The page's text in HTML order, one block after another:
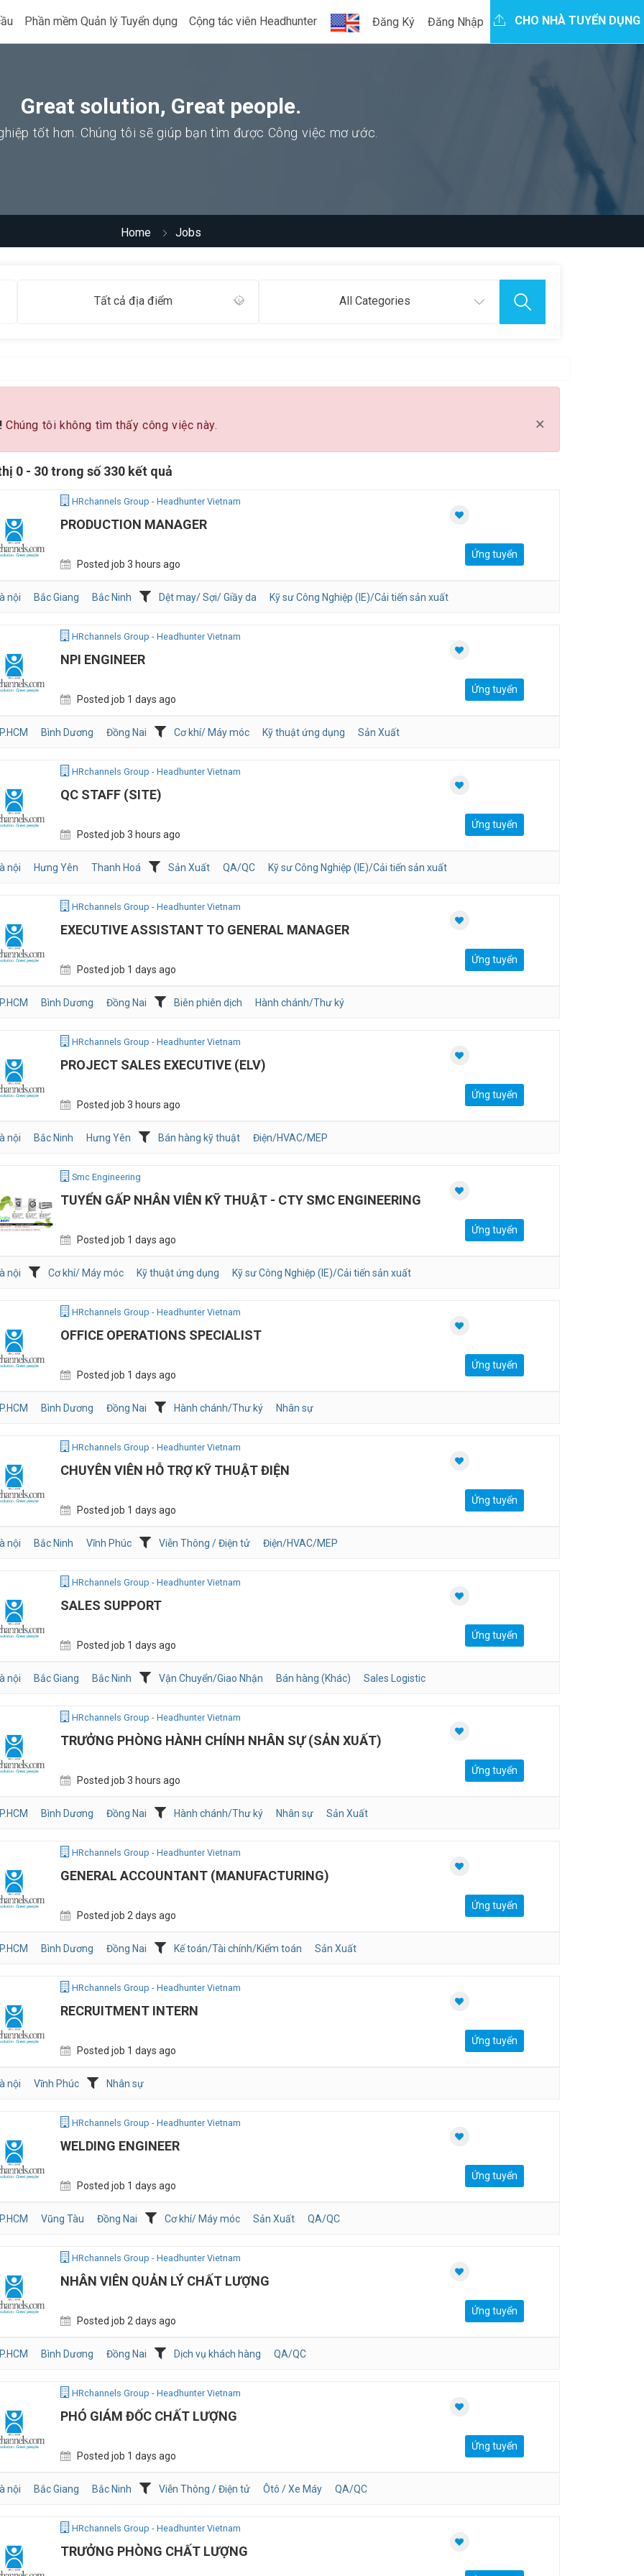
Phần mềm Quản lý Tuyển dụng Cộng tác viên Headhunter Đăng Ký Đăng Nhập CHO NHÀ TUYỂN DỤNG
Great solution, Great people.
tốt hơn. Chúng tôi sẽ giúp bạn tìm được Công việc mơ ước.
Home Jobs
Tất cả địa điểm All Categories
×
Chúng tôi không tìm thấy công việc này.
0 - 30 trong số 330 kết quả
HRchannels Group - Headhunter Vietnam
PRODUCTION MANAGER
Posted job 3 hours ago
Ứng tuyển
nội Bắc Giang Bắc Ninh Dệt may/ Sợi/ Giầy da Kỹ sư Công Nghiệp (IE)/Cải tiến sản xuất
HRchannels Group - Headhunter Vietnam
NPI ENGINEER
Posted job 1 days ago
Ứng tuyển
Bình Dương Đồng Nai Cơ khí/ Máy móc Kỹ thuật ứng dụng Sản Xuất
HRchannels Group - Headhunter Vietnam
QC STAFF (SITE)
Posted job 3 hours ago
Ứng tuyển
nội Hưng Yên Thanh Hoá Sản Xuất QA/QC Kỹ sư Công Nghiệp (IE)/Cải tiến sản xuất
HRchannels Group - Headhunter Vietnam
EXECUTIVE ASSISTANT TO GENERAL MANAGER
Posted job 1 days ago
Ứng tuyển
Bình Dương Đồng Nai Biên phiên dịch Hành chánh/Thư ký
HRchannels Group - Headhunter Vietnam
PROJECT SALES EXECUTIVE (ELV)
Posted job 3 hours ago
Ứng tuyển
nội Bắc Ninh Hưng Yên Bán hàng kỹ thuật Điện/HVAC/MEP
Smc Engineering
TUYỂN GẤP NHÂN VIÊN KỸ THUẬT - CTY SMC ENGINEERING
Posted job 1 days ago
Ứng tuyển
nội Cơ khí/ Máy móc Kỹ thuật ứng dụng Kỹ sư Công Nghiệp (IE)/Cải tiến sản xuất
HRchannels Group - Headhunter Vietnam
OFFICE OPERATIONS SPECIALIST
Posted job 1 days ago
Ứng tuyển
Bình Dương Đồng Nai Hành chánh/Thư ký Nhân sự
HRchannels Group - Headhunter Vietnam
CHUYÊN VIÊN HỖ TRỢ KỸ THUẬT ĐIỆN
Posted job 1 days ago
Ứng tuyển
nội Bắc Ninh Vĩnh Phúc Viễn Thông / Điện tử Điện/HVAC/MEP
HRchannels Group - Headhunter Vietnam
SALES SUPPORT
Posted job 1 days ago
Ứng tuyển
nội Bắc Giang Bắc Ninh Vận Chuyển/Giao Nhận Bán hàng (Khác) Sales Logistic
HRchannels Group - Headhunter Vietnam
TRƯỞNG PHÒNG HÀNH CHÍNH NHÂN SỰ (SẢN XUẤT)
Posted job 3 hours ago
Ứng tuyển
Bình Dương Đồng Nai Hành chánh/Thư ký Nhân sự Sản Xuất
HRchannels Group - Headhunter Vietnam
GENERAL ACCOUNTANT (MANUFACTURING)
Posted job 2 days ago
Ứng tuyển
Bình Dương Đồng Nai Kế toán/Tài chính/Kiểm toán Sản Xuất
HRchannels Group - Headhunter Vietnam
RECRUITMENT INTERN
Posted job 1 days ago
Ứng tuyển
nội Vĩnh Phúc Nhân sự
HRchannels Group - Headhunter Vietnam
WELDING ENGINEER
Posted job 1 days ago
Ứng tuyển
Vũng Tàu Đồng Nai Cơ khí/ Máy móc Sản Xuất QA/QC
HRchannels Group - Headhunter Vietnam
NHÂN VIÊN QUẢN LÝ CHẤT LƯỢNG
Posted job 2 days ago
Ứng tuyển
Bình Dương Đồng Nai Dịch vụ khách hàng QA/QC
HRchannels Group - Headhunter Vietnam
PHÓ GIÁM ĐỐC CHẤT LƯỢNG
Posted job 1 days ago
Ứng tuyển
nội Bắc Giang Bắc Ninh Viễn Thông / Điện tử Ôtô / Xe Máy QA/QC
HRchannels Group - Headhunter Vietnam
TRƯỞNG PHÒNG CHẤT LƯỢNG